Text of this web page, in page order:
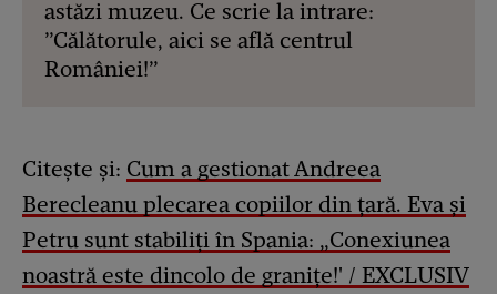
astăzi muzeu. Ce scrie la intrare:
”Călătorule, aici se află centrul
României!”
Citește și: Cum a gestionat Andreea
Berecleanu plecarea copiilor din țară. Eva și
Petru sunt stabiliți în Spania: „Conexiunea
noastră este dincolo de granițe!' / EXCLUSIV